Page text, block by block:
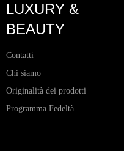
LUXURY &
BEAUTY
Contatti
Chi siamo
Originalità dei prodotti
Programma Fedeltà